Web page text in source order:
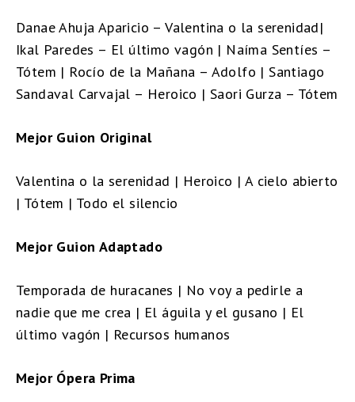
Danae Ahuja Aparicio – Valentina o la serenidad|
Ikal Paredes – El último vagón | Naíma Sentíes –
Tótem | Rocío de la Mañana – Adolfo | Santiago
Sandaval Carvajal – Heroico | Saori Gurza – Tótem
Mejor Guion Original
Valentina o la serenidad | Heroico | A cielo abierto
| Tótem | Todo el silencio
Mejor Guion Adaptado
Temporada de huracanes | No voy a pedirle a
nadie que me crea | El águila y el gusano | El
último vagón | Recursos humanos
Mejor Ópera Prima